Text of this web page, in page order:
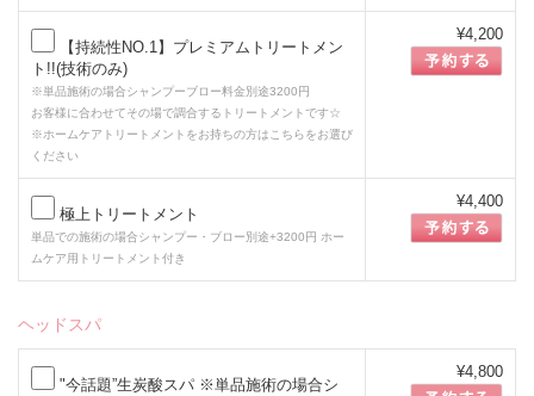
【持続性NO.1】プレミアムトリートメン
ト!!(技術のみ)
※単品施術の場合シャンプーブロー料金別途3200円
お客様に合わせてその場で調合するトリートメントです☆
※ホームケアトリートメントをお持ちの方はこちらをお選び
ください
¥4,200
極上トリートメント
単品での施術の場合シャンプー・ブロー別途+3200円 ホー
ムケア用トリートメント付き
¥4,400
ヘッドスパ
"今話題”生炭酸スパ ※単品施術の場合シ
¥4,800